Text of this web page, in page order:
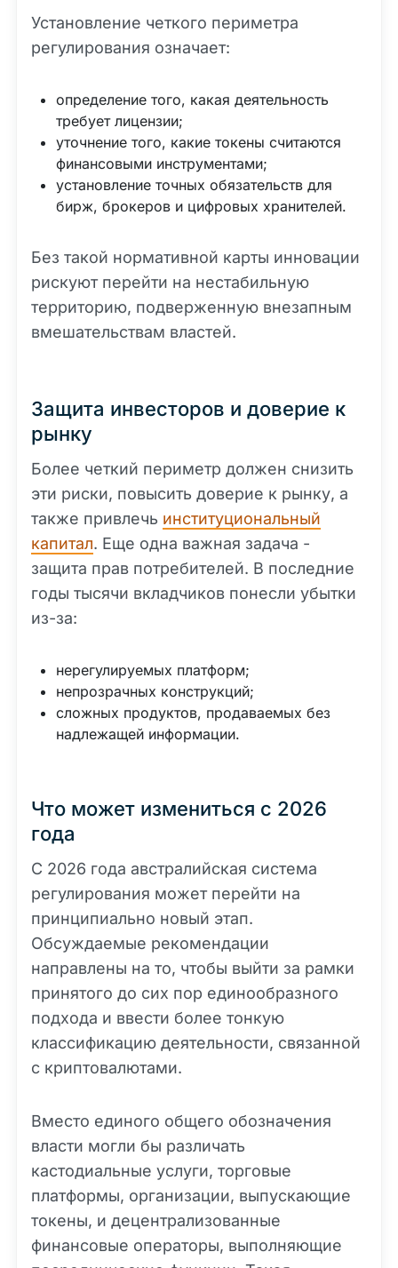
Установление четкого периметра
регулирования означает:
определение того, какая деятельность
требует лицензии;
уточнение того, какие токены считаются
финансовыми инструментами;
установление точных обязательств для
бирж, брокеров и цифровых хранителей.
Без такой нормативной карты инновации
рискуют перейти на нестабильную
территорию, подверженную внезапным
вмешательствам властей.
Защита инвесторов и доверие к
рынку
Более четкий периметр должен снизить
эти риски, повысить доверие к рынку, а
также привлечь институциональный
капитал. Еще одна важная задача -
защита прав потребителей. В последние
годы тысячи вкладчиков понесли убытки
из-за:
нерегулируемых платформ;
непрозрачных конструкций;
сложных продуктов, продаваемых без
надлежащей информации.
Что может измениться с 2026
года
С 2026 года австралийская система
регулирования может перейти на
принципиально новый этап.
Обсуждаемые рекомендации
направлены на то, чтобы выйти за рамки
принятого до сих пор единообразного
подхода и ввести более тонкую
классификацию деятельности, связанной
с криптовалютами.
Вместо единого общего обозначения
власти могли бы различать
кастодиальные услуги, торговые
платформы, организации, выпускающие
токены, и децентрализованные
финансовые операторы, выполняющие